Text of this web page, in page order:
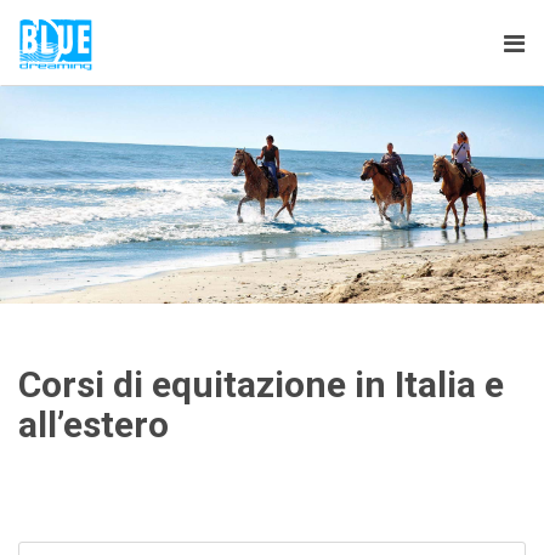
Corsi di equitazione in Italia e
all’estero